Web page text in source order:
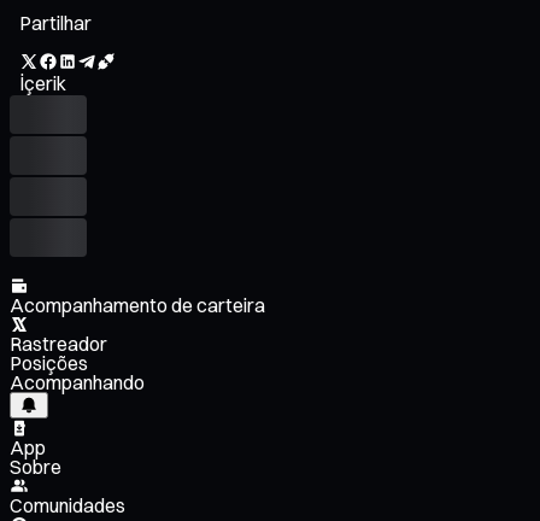
Partilhar
İçerik
Acompanhamento de carteira
Rastreador
Posições
Acompanhando
App
Sobre
Comunidades